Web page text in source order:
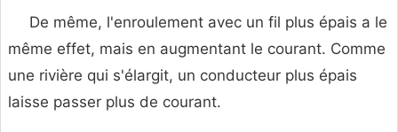
De même, l'enroulement avec un fil plus épais a le
même effet, mais en augmentant le courant. Comme
une rivière qui s'élargit, un conducteur plus épais
laisse passer plus de courant.